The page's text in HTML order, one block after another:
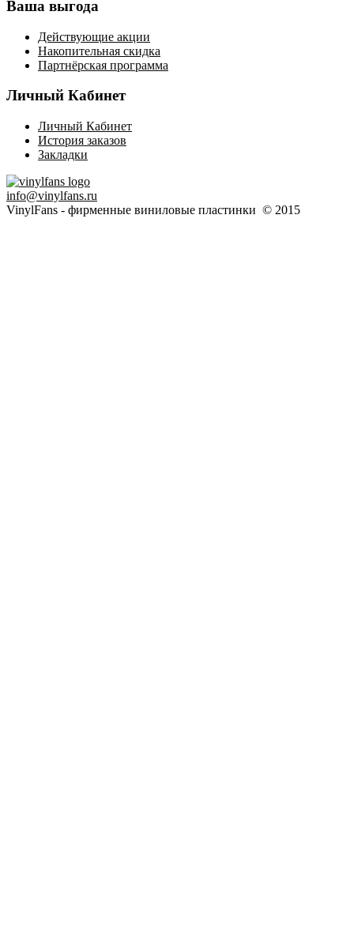
Ваша выгода
Действующие акции
Накопительная скидка
Партнёрская программа
Личный Кабинет
Личный Кабинет
История заказов
Закладки
info@vinylfans.ru
VinylFans - фирменные виниловые пластинки © 2015